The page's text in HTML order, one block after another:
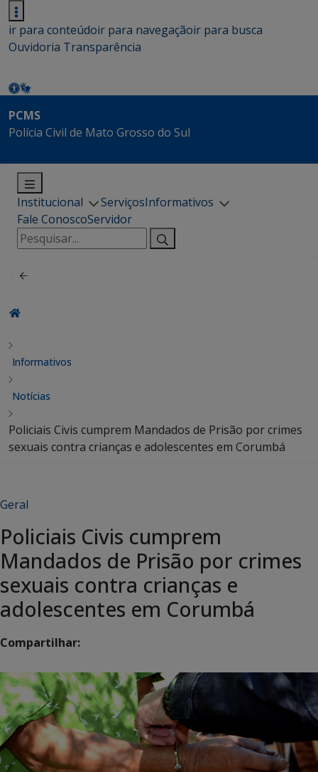
ir para conteúdoir para navegaçãoir para busca
Ouvidoria Transparência
PCMS
Polícia Civil de Mato Grosso do Sul
Institucional ServiçosInformativos
Fale ConoscoServidor
Pesquisar
por:
Informativos
Notícias
Policiais Civis cumprem Mandados de Prisão por crimes
sexuais contra crianças e adolescentes em Corumbá
Geral
Policiais Civis cumprem
Mandados de Prisão por crimes
sexuais contra crianças e
adolescentes em Corumbá
Compartilhar: